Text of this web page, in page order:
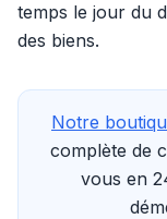
temps le jour du
des biens.
Notre
complète de
vous en